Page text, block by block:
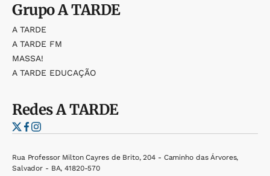
GrupoA TARDE
A TARDE
A TARDE FM
MASSA!
A TARDE EDUCAÇÃO
RedesA TARDE
Rua Professor Milton Cayres de Brito, 204 - Caminho das Árvores,
Salvador - BA, 41820-570